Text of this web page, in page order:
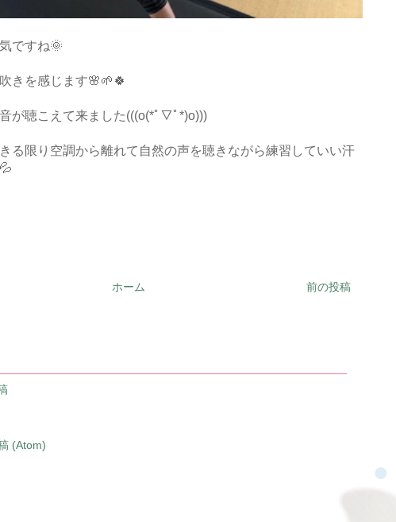
ですね🌞
きを感じます🌸🌱🍀
が聴こえて来ました(((o(*ﾟ▽ﾟ*)o)))
る限り空調から離れて自然の声を聴きながら練習していい汗
前の投稿
ホーム
(Atom)